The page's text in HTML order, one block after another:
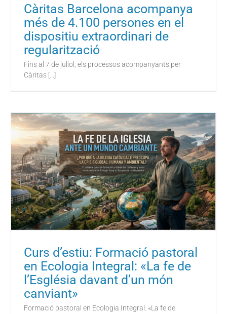
Càritas Barcelona acompanya
més de 4.100 persones en el
dispositiu extraordinari de
regularització
Fins al 7 de juliol, els processos acompanyants per
Càritas [...]
Curs d’estiu: Formació pastoral
en Ecologia Integral: «La fe de
l’Església davant d’un món
canviant»
Formació pastoral en Ecologia Integral: «La fe de